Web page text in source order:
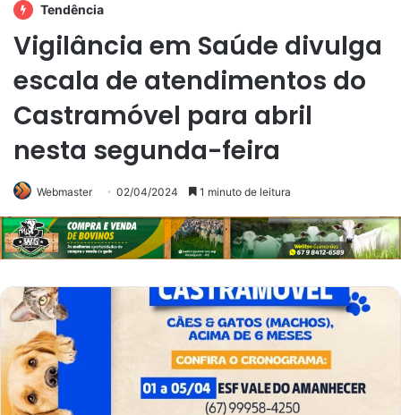
Tendência
Vigilância em Saúde divulga
escala de atendimentos do
Castramóvel para abril
nesta segunda-feira
Webmaster 02/04/2024 1 minuto de leitura